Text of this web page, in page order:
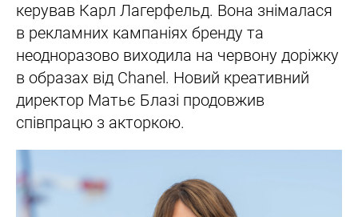
керував Карл Лагерфельд. Вона знімалася
в рекламних кампаніях бренду та
неодноразово виходила на червону доріжку
в образах від Chanel. Новий креативний
директор Матьє Блазі продовжив
співпрацю з акторкою.